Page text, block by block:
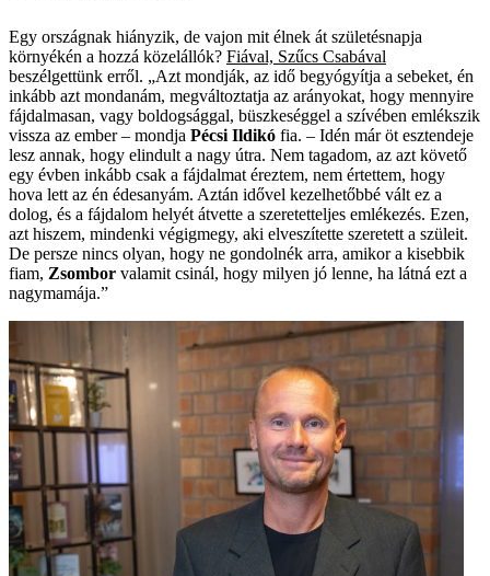
Egy országnak hiányzik, de vajon mit élnek át születésnapja
környékén a hozzá közelállók? Fiával, Szűcs Csabával
beszélgettünk erről. „Azt mondják, az idő begyógyítja a sebeket, én
inkább azt mondanám, megváltoztatja az arányokat, hogy mennyire
fájdalmasan, vagy boldogsággal, büszkeséggel a szívében emlékszik
vissza az ember – mondja Pécsi Ildikó fia. – Idén már öt esztendeje
lesz annak, hogy elindult a nagy útra. Nem tagadom, az azt követő
egy évben inkább csak a fájdalmat éreztem, nem értettem, hogy
hova lett az én édesanyám. Aztán idővel kezelhetőbbé vált ez a
dolog, és a fájdalom helyét átvette a szeretetteljes emlékezés. Ezen,
azt hiszem, mindenki végigmegy, aki elveszítette szeretett a szüleit.
De persze nincs olyan, hogy ne gondolnék arra, amikor a kisebbik
fiam, Zsombor valamit csinál, hogy milyen jó lenne, ha látná ezt a
nagymamája.”